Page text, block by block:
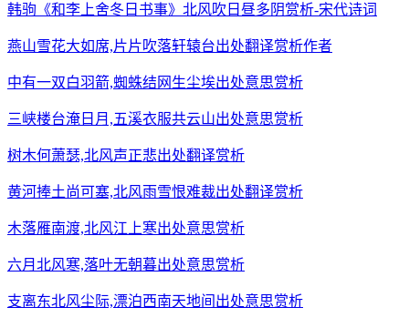
韩驹《和李上舍冬日书事》北风吹日昼多阴赏析-宋代诗词
燕山雪花大如席,片片吹落轩辕台出处翻译赏析作者
中有一双白羽箭,蜘蛛结网生尘埃出处意思赏析
三峡楼台淹日月,五溪衣服共云山出处意思赏析
树木何萧瑟,北风声正悲出处翻译赏析
黄河捧土尚可塞,北风雨雪恨难裁出处翻译赏析
木落雁南渡,北风江上寒出处意思赏析
六月北风寒,落叶无朝暮出处意思赏析
支离东北风尘际,漂泊西南天地间出处意思赏析